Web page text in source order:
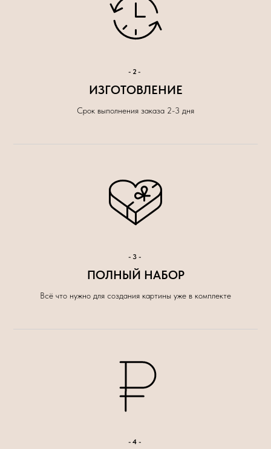
-2-
ИЗГОТОВЛЕНИЕ
Срок выполнения заказа 2-3 дня
-3-
ПОЛНЫЙ НАБОР
Всё что нужно для создания картины уже в комплекте
-4-